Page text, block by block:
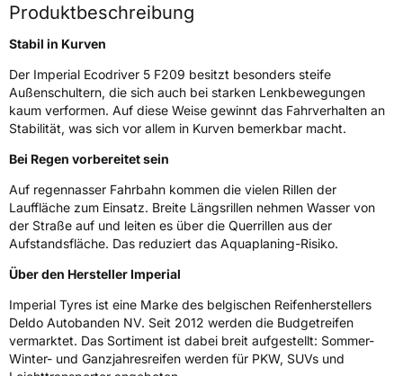
ZustandNeureifen
Verstärkt
EU Label
EffizienzC
NasshaftungB
Rollgeräusch (Klasse) B
Rollgeräusch (dB)
Produktbeschreibung
Stabil in Kurven
Der Imperial Ecodriver 5 F209 besitzt besonders steife
Außenschultern, die sich auch bei starken Lenkbewegungen
kaum verformen. Auf diese Weise gewinnt das Fahrverhalten an
Stabilität, was sich vor allem in Kurven bemerkbar macht.
Bei Regen vorbereitet sein
Auf regennasser Fahrbahn kommen die vielen Rillen der
Lauffläche zum Einsatz. Breite Längsrillen nehmen Wasser von
der Straße auf und leiten es über die Querrillen aus der
Aufstandsfläche. Das reduziert das Aquaplaning-Risiko.
Über den Hersteller Imperial
Imperial Tyres ist eine Marke des belgischen Reifenherstellers
Deldo Autobanden NV. Seit 2012 werden die Budgetreifen
vermarktet. Das Sortiment ist dabei breit aufgestellt: Sommer-
Winter- und Ganzjahresreifen werden für PKW, SUVs und